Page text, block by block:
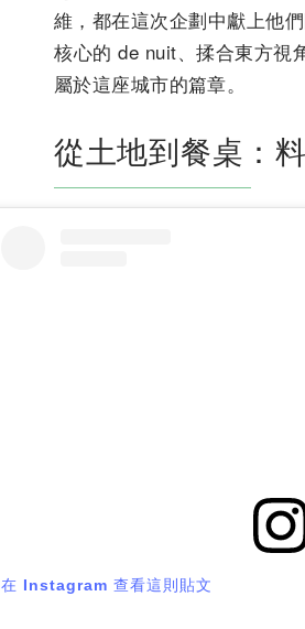
維，都在這次企劃中獻上他
核心的 de nuit、揉合東方視
屬於這座城市的篇章。
從土地到餐桌：
在 Instagram 查看這則貼文